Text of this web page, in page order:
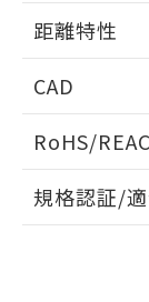
距離特性
受光出力-距離特
CAD
ドすること
RoHS/
EU RoHS 注
規格認証/
用
るもの
もので
また、
荷製品
欄に対
既に当
して
り、
す。